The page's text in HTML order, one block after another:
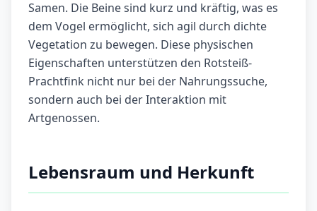
Samen. Die Beine sind kurz und kräftig, was es
dem Vogel ermöglicht, sich agil durch dichte
Vegetation zu bewegen. Diese physischen
Eigenschaften unterstützen den Rotsteiß-
Prachtfink nicht nur bei der Nahrungssuche,
sondern auch bei der Interaktion mit
Artgenossen.
Lebensraum und Herkunft